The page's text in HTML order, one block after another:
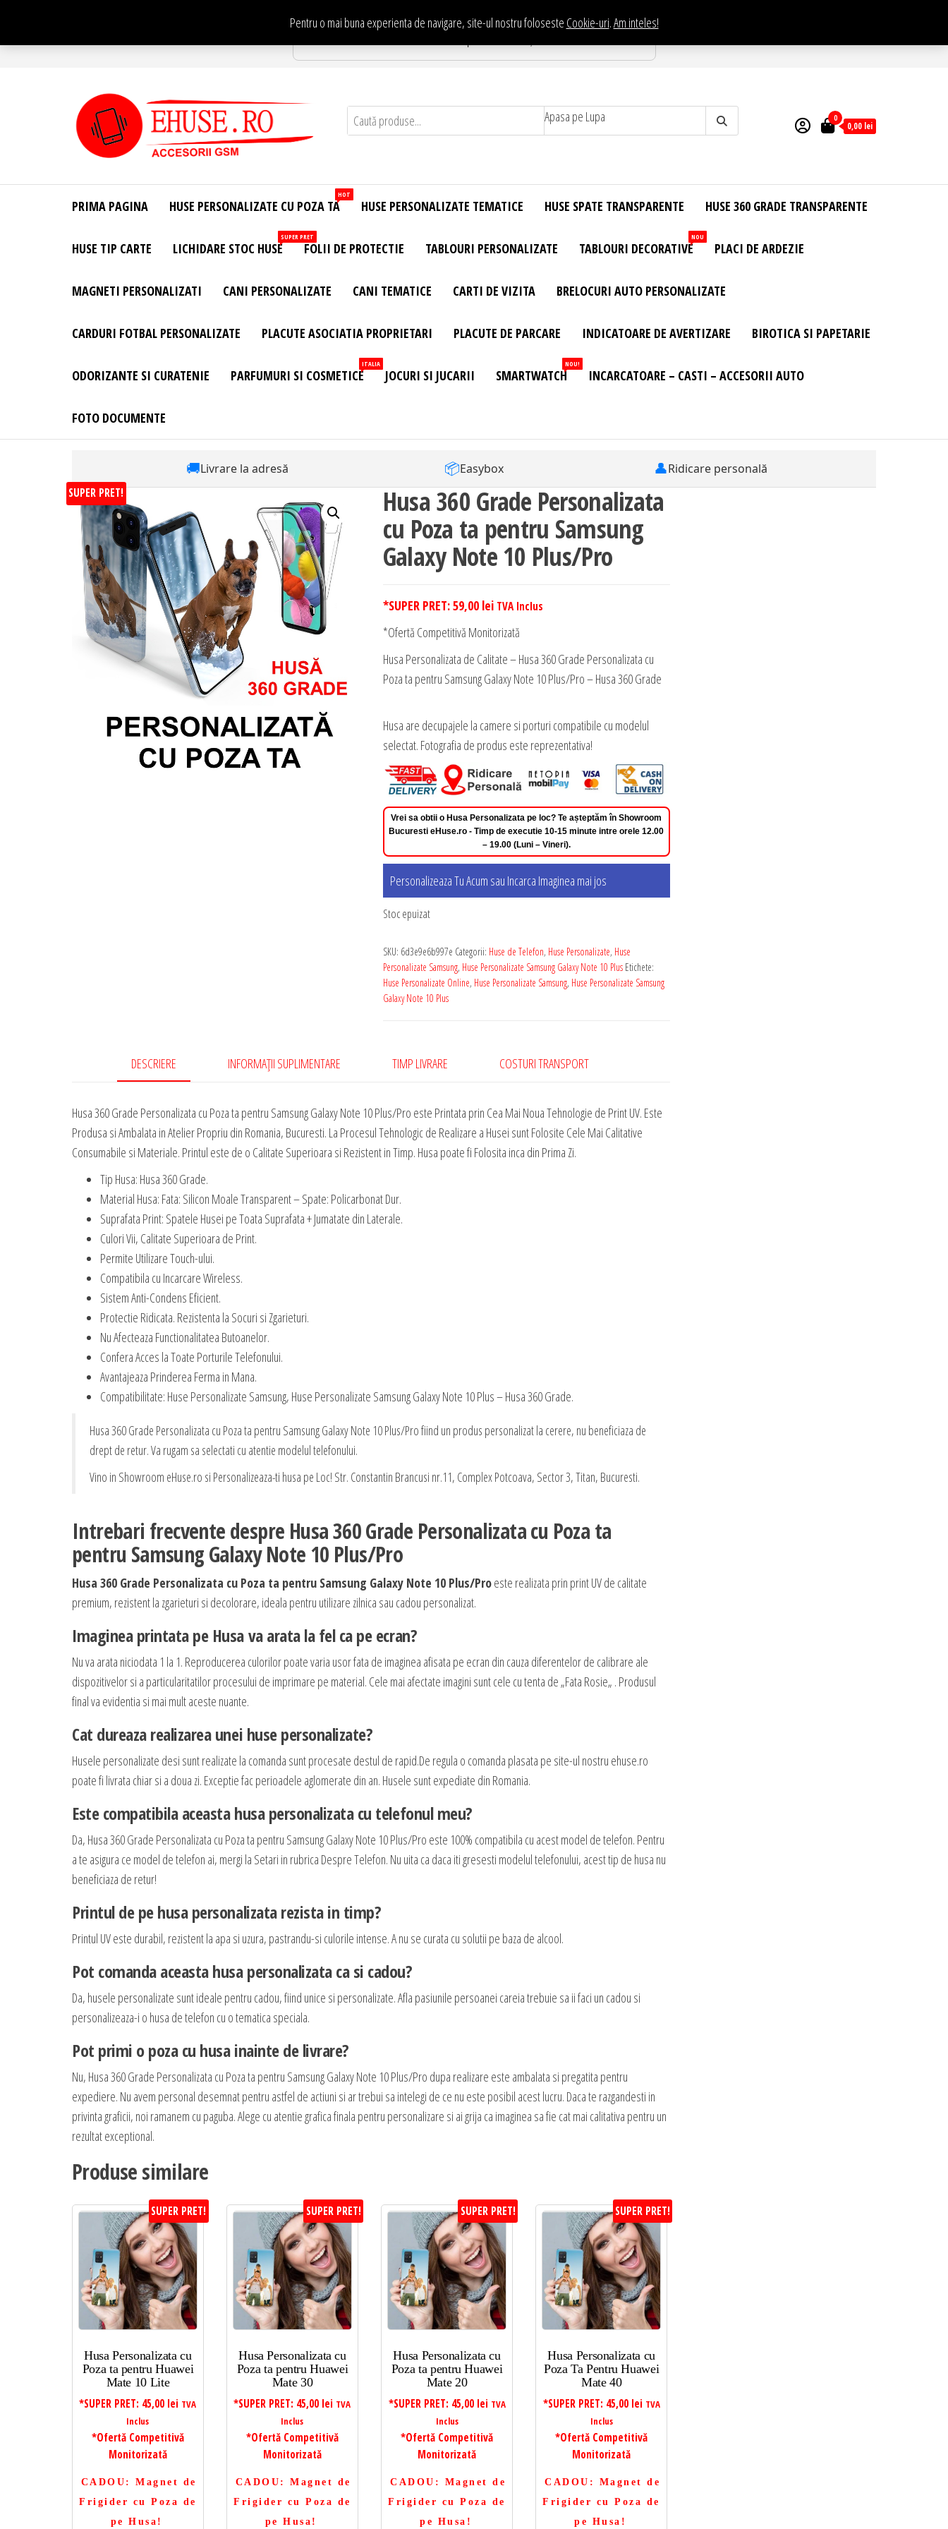
conținut
Pentru o mai buna experienta de navigare, site-ul nostru foloseste Cookie-uri.Am inteles!
Te asteptam in Showroom eHuse.ro
Site Oficial .
Huse
Personalizate
Huse
Personalizate
Telefon –
– Accesorii
Apasa pe Lupa 0
0,00 lei
PRIMA PAGINA HUSE PERSONALIZATE CU POZA TA
HOT
HUSE PERSONALIZATE TEMATICE HUSE SPATE TRANSPARENTE HUSE 360 GRADE TRANSPARENTE
HUSE TIP CARTE LICHIDARE STOC HUSE
SUPER PRET
FOLII DE PROTECTIE TABLOURI PERSONALIZATE TABLOURI DECORATIVE
NOU
PLACI DE ARDEZIE
MAGNETI PERSONALIZATI CANI PERSONALIZATE CANI TEMATICE CARTI DE VIZITA BRELOCURI AUTO PERSONALIZATE
CARDURI FOTBAL PERSONALIZATE PLACUTE ASOCIATIA PROPRIETARI PLACUTE DE PARCARE INDICATOARE DE AVERTIZARE BIROTICA SI PAPETARIE
ODORIZANTE SI CURATENIE PARFUMURI SI COSMETICE
ITALIA
JOCURI SI JUCARII SMARTWATCH
NOU!
INCARCATOARE – CASTI – ACCESORII AUTO
FOTO DOCUMENTE
🚚Livrare la adresă 📦Easybox 👤Ridicare personală
SUPER PRET! Husa 360 Grade Personalizata
cu Poza ta pentru Samsung
Galaxy Note 10 Plus/Pro
*SUPER PRET:59,00 lei TVA Inclus
*Ofertă Competitivă Monitorizată
Husa Personalizata de Calitate – Husa 360 Grade Personalizata cu
Poza ta pentru Samsung Galaxy Note 10 Plus/Pro – Husa 360 Grade
Husa are decupajele la camere si porturi compatibile cu modelul
selectat. Fotografia de produs este reprezentativa!
Vrei sa obtii o Husa Personalizata pe loc? Te așteptăm în Showroom
Bucuresti eHuse.ro - Timp de executie 10-15 minute intre orele 12.00
– 19.00 (Luni – Vineri).
Personalizeaza Tu Acum sau Incarca Imaginea mai jos
Stoc epuizat
SKU: 6d3e9e6b997e Categorii: Huse de Telefon, Huse Personalizate, Huse
Personalizate Samsung, Huse Personalizate Samsung Galaxy Note 10 Plus Etichete:
Huse Personalizate Online, Huse Personalizate Samsung, Huse Personalizate Samsung
Galaxy Note 10 Plus
DESCRIERE INFORMAȚII SUPLIMENTARE TIMP LIVRARE COSTURI TRANSPORT
Husa 360 Grade Personalizata cu Poza ta pentru Samsung Galaxy Note 10 Plus/Pro este Printata prin Cea Mai Noua Tehnologie de Print UV. Este
Produsa si Ambalata in Atelier Propriu din Romania, Bucuresti. La Procesul Tehnologic de Realizare a Husei sunt Folosite Cele Mai Calitative
Consumabile si Materiale. Printul este de o Calitate Superioara si Rezistent in Timp. Husa poate fi Folosita inca din Prima Zi.
Tip Husa: Husa 360 Grade.
Material Husa: Fata: Silicon Moale Transparent – Spate: Policarbonat Dur.
Suprafata Print: Spatele Husei pe Toata Suprafata + Jumatate din Laterale.
Culori Vii, Calitate Superioara de Print.
Permite Utilizare Touch-ului.
Compatibila cu Incarcare Wireless.
Sistem Anti-Condens Eficient.
Protectie Ridicata. Rezistenta la Socuri si Zgarieturi.
Nu Afecteaza Functionalitatea Butoanelor.
Confera Acces la Toate Porturile Telefonului.
Avantajeaza Prinderea Ferma in Mana.
Compatibilitate: Huse Personalizate Samsung, Huse Personalizate Samsung Galaxy Note 10 Plus – Husa 360 Grade.
Husa 360 Grade Personalizata cu Poza ta pentru Samsung Galaxy Note 10 Plus/Pro fiind un produs personalizat la cerere, nu beneficiaza de
drept de retur. Va rugam sa selectati cu atentie modelul telefonului.
Vino in Showroom eHuse.ro si Personalizeaza-ti husa pe Loc! Str. Constantin Brancusi nr.11, Complex Potcoava, Sector 3, Titan, Bucuresti.
Intrebari frecvente despre Husa 360 Grade Personalizata cu Poza ta
pentru Samsung Galaxy Note 10 Plus/Pro
Husa 360 Grade Personalizata cu Poza ta pentru Samsung Galaxy Note 10 Plus/Proeste realizata prin print UV de calitate
premium, rezistent la zgarieturi si decolorare, ideala pentru utilizare zilnica sau cadou personalizat.
Imaginea printata pe Husa va arata la fel ca pe ecran?
Nu va arata niciodata 1 la 1. Reproducerea culorilor poate varia usor fata de imaginea afisata pe ecran din cauza diferentelor de calibrare ale
dispozitivelor si a particularitatilor procesului de imprimare pe material. Cele mai afectate imagini sunt cele cu tenta de „Fata Rosie„ . Produsul
final va evidentia si mai mult aceste nuante.
Cat dureaza realizarea unei huse personalizate?
Husele personalizate desi sunt realizate la comanda sunt procesate destul de rapid.De regula o comanda plasata pe site-ul nostru ehuse.ro
poate fi livrata chiar si a doua zi. Exceptie fac perioadele aglomerate din an. Husele sunt expediate din Romania.
Este compatibila aceasta husa personalizata cu telefonul meu?
Da, Husa 360 Grade Personalizata cu Poza ta pentru Samsung Galaxy Note 10 Plus/Pro este 100% compatibila cu acest model de telefon. Pentru
a te asigura ce model de telefon ai, mergi la Setari in rubrica Despre Telefon. Nu uita ca daca iti gresesti modelul telefonului, acest tip de husa nu
beneficiaza de retur!
Printul de pe husa personalizata rezista in timp?
Printul UV este durabil, rezistent la apa si uzura, pastrandu-si culorile intense. A nu se curata cu solutii pe baza de alcool.
Pot comanda aceasta husa personalizata ca si cadou?
Da, husele personalizate sunt ideale pentru cadou, fiind unice si personalizate. Afla pasiunile persoanei careia trebuie sa ii faci un cadou si
personalizeaza-i o husa de telefon cu o tematica speciala.
Pot primi o poza cu husa inainte de livrare?
Nu, Husa 360 Grade Personalizata cu Poza ta pentru Samsung Galaxy Note 10 Plus/Pro dupa realizare este ambalata si pregatita pentru
expediere. Nu avem personal desemnat pentru astfel de actiuni si ar trebui sa intelegi de ce nu este posibil acest lucru. Daca te razgandesti in
privinta graficii, noi ramanem cu paguba. Alege cu atentie grafica finala pentru personalizare si ai grija ca imaginea sa fie cat mai calitativa pentru un
rezultat exceptional.
Produse similare
SUPER PRET!
Husa Personalizata cu
Poza ta pentru Huawei
Mate 10 Lite
*SUPER PRET: 45,00 lei TVA
Inclus
*Ofertă Competitivă
Monitorizată
CADOU : Magnet de
Frigider cu Poza de
pe Husa!
SUPER PRET!
Husa Personalizata cu
Poza ta pentru Huawei
Mate 30
*SUPER PRET: 45,00 lei TVA
Inclus
*Ofertă Competitivă
Monitorizată
CADOU : Magnet de
Frigider cu Poza de
pe Husa!
SUPER PRET!
Husa Personalizata cu
Poza ta pentru Huawei
Mate 20
*SUPER PRET: 45,00 lei TVA
Inclus
*Ofertă Competitivă
Monitorizată
CADOU : Magnet de
Frigider cu Poza de
pe Husa!
SUPER PRET!
Husa Personalizata cu
Poza Ta Pentru Huawei
Mate 40
*SUPER PRET: 45,00 lei TVA
Inclus
*Ofertă Competitivă
Monitorizată
CADOU : Magnet de
Frigider cu Poza de
pe Husa!